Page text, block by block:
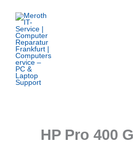
Inhalt
springen
HP Pro 400